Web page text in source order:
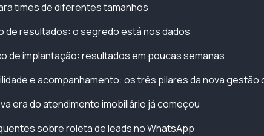
times de diferentes tamanhos
de resultados: o segredo está nos dados
de implantação: resultados em poucas semanas
e acompanhamento: os três pilares da nova gestão
era do atendimento imobiliário já começou
sobre roleta de leads no WhatsApp